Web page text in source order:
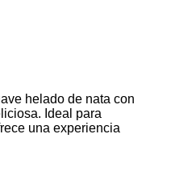
helado de nata con
Ideal para
una experiencia